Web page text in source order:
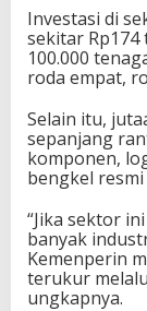
Investasi di
sekitar
100.000
roda empat,
Selain itu,
sepanjang
komponen,
bengkel
“Jika sektor
banyak
Kemenperin
terukur
ungkapnya.